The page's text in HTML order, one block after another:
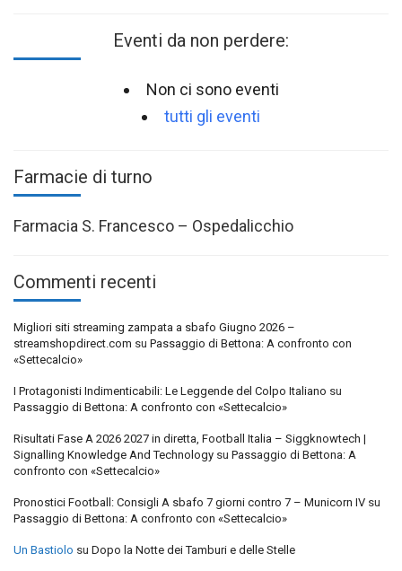
Eventi da non perdere:
Non ci sono eventi
tutti gli eventi
Farmacie di turno
Farmacia S. Francesco – Ospedalicchio
Commenti recenti
Migliori siti streaming zampata a sbafo Giugno 2026 –
streamshopdirect.com su Passaggio di Bettona: A confronto con
«Settecalcio»
I Protagonisti Indimenticabili: Le Leggende del Colpo Italiano su
Passaggio di Bettona: A confronto con «Settecalcio»
Risultati Fase A 2026 2027 in diretta, Football Italia – Siggknowtech |
Signalling Knowledge And Technology su Passaggio di Bettona: A
confronto con «Settecalcio»
Pronostici Football: Consigli A sbafo 7 giorni contro 7 – Municorn IV su
Passaggio di Bettona: A confronto con «Settecalcio»
Un Bastiolo su Dopo la Notte dei Tamburi e delle Stelle